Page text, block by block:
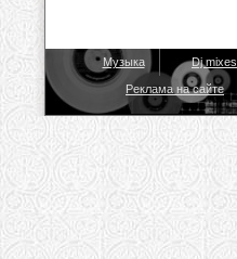
Музыка Dj mixes
Реклама на сайте